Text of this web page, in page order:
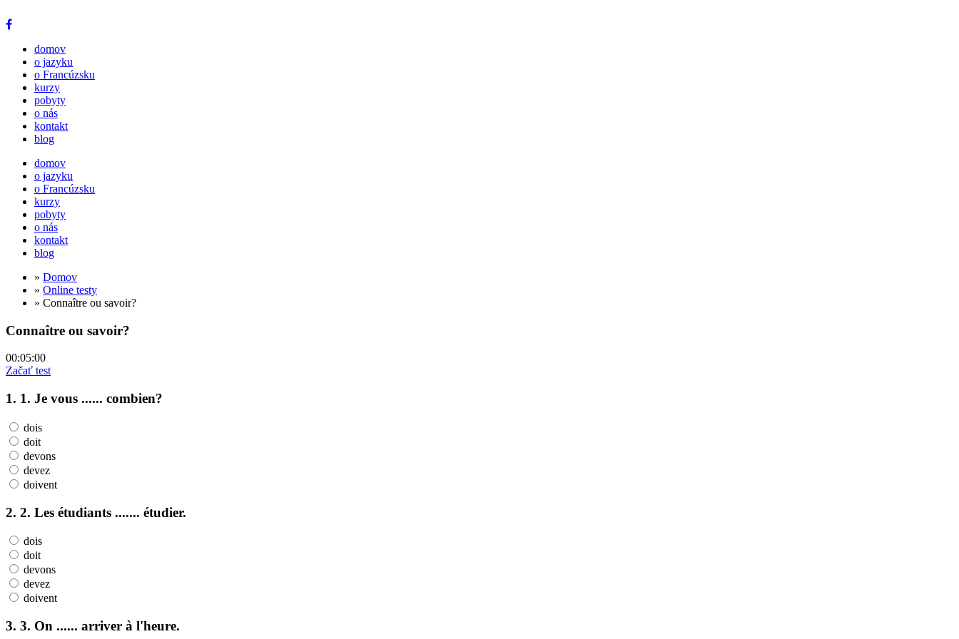
domov
o jazyku
o Francúzsku
kurzy
pobyty
o nás
kontakt
blog
domov
o jazyku
o Francúzsku
kurzy
pobyty
o nás
kontakt
blog
» Domov
» Online testy
» Connaître ou savoir?
Connaître ou savoir?
00:05:00
Začať test
1. 1. Je vous ...... combien?
dois
doit
devons
devez
doivent
2. 2. Les étudiants ....... étudier.
dois
doit
devons
devez
doivent
3. 3. On ...... arriver à l'heure.